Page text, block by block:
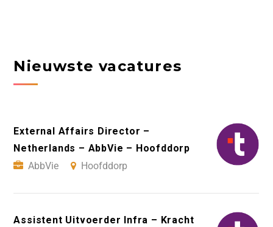
Nieuwste vacatures
External Affairs Director –
Netherlands – AbbVie – Hoofddorp
AbbVie
Hoofddorp
Assistent Uitvoerder Infra – Kracht